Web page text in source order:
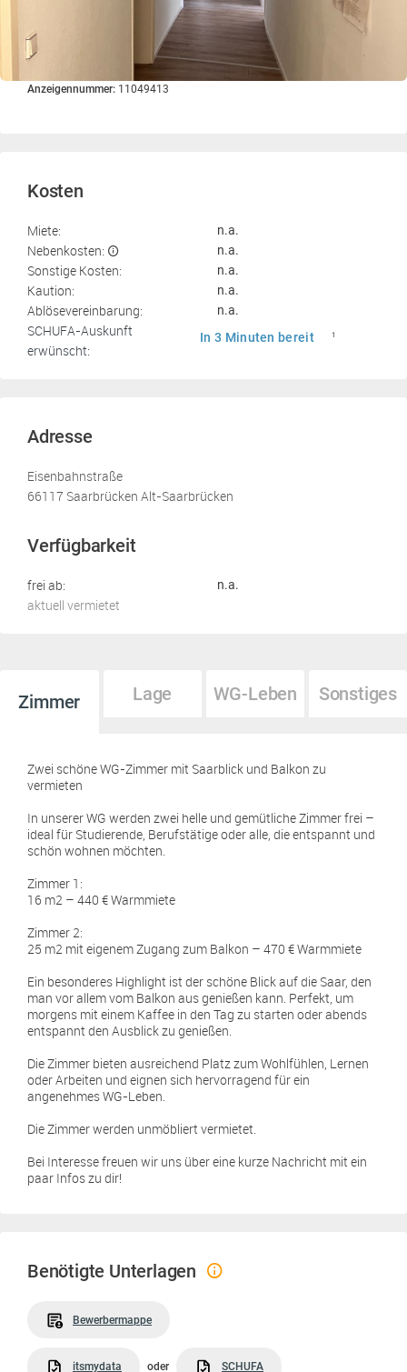
Anzeigennummer: 11049413
Kosten
Miete: n.a.
Nebenkosten: n.a.
Sonstige Kosten: n.a.
Kaution: n.a.
Ablösevereinbarung: n.a.
SCHUFA-Auskunft
erwünscht:
In 3 Minuten bereit 1
Adresse
Eisenbahnstraße
66117 Saarbrücken Alt-Saarbrücken
Verfügbarkeit
frei ab: n.a.
aktuell vermietet
Zimmer Lage WG-Leben Sonstiges
Zwei schöne WG-Zimmer mit Saarblick und Balkon zu
vermieten
In unserer WG werden zwei helle und gemütliche Zimmer frei –
ideal für Studierende, Berufstätige oder alle, die entspannt und
schön wohnen möchten.
Zimmer 1:
16 m2 – 440 € Warmmiete
Zimmer 2:
25 m2 mit eigenem Zugang zum Balkon – 470 € Warmmiete
Ein besonderes Highlight ist der schöne Blick auf die Saar, den
man vor allem vom Balkon aus genießen kann. Perfekt, um
morgens mit einem Kaffee in den Tag zu starten oder abends
entspannt den Ausblick zu genießen.
Die Zimmer bieten ausreichend Platz zum Wohlfühlen, Lernen
oder Arbeiten und eignen sich hervorragend für ein
angenehmes WG-Leben.
Die Zimmer werden unmöbliert vermietet.
Bei Interesse freuen wir uns über eine kurze Nachricht mit ein
paar Infos zu dir!
Benötigte Unterlagen
Bewerbermappe
itsmydata oder SCHUFA